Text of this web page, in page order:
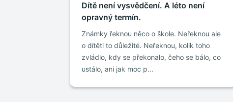
Dítě není vysvědčení. A léto není
opravný termín.
Známky řeknou něco o škole. Neřeknou ale
o dítěti to důležité. Neřeknou, kolik toho
zvládlo, kdy se překonalo, čeho se bálo, co
ustálo, ani jak moc p...